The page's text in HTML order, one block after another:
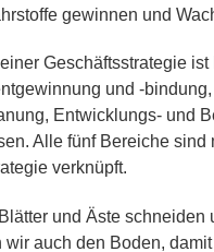
gewinnen und
Geschäftsstrategie
und -
Entwicklungs- und
Alle fünf Bereiche sind
verknüpft.
und Äste schneiden
wir auch den Boden,